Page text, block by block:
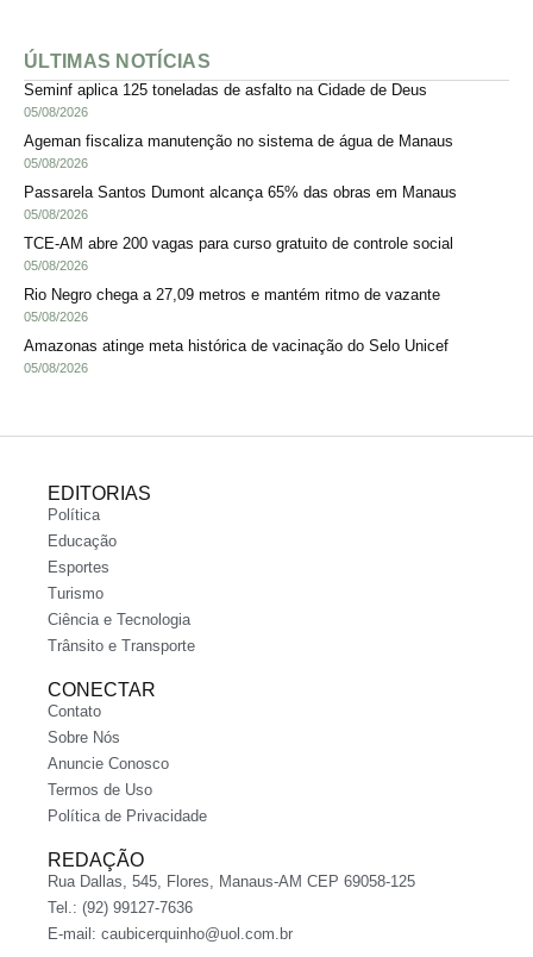
ÚLTIMAS NOTÍCIAS
Seminf aplica 125 toneladas de asfalto na Cidade de Deus
05/08/2026
Ageman fiscaliza manutenção no sistema de água de Manaus
05/08/2026
Passarela Santos Dumont alcança 65% das obras em Manaus
05/08/2026
TCE-AM abre 200 vagas para curso gratuito de controle social
05/08/2026
Rio Negro chega a 27,09 metros e mantém ritmo de vazante
05/08/2026
Amazonas atinge meta histórica de vacinação do Selo Unicef
05/08/2026
EDITORIAS
Política
Educação
Esportes
Turismo
Ciência e Tecnologia
Trânsito e Transporte
CONECTAR
Contato
Sobre Nós
Anuncie Conosco
Termos de Uso
Política de Privacidade
REDAÇÃO
Rua Dallas, 545, Flores, Manaus-AM CEP 69058-125
Tel.: (92) 99127-7636
E-mail: caubicerquinho@uol.com.br